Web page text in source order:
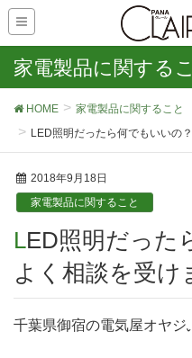
家電製品に関する
HOME
家電製品に関すること
LED照明だったら何でもいいの
2018年9月18日
家電製品に関すること
LED照明だったら何でもいいの？
よく相談を受け
千葉県御宿の電気屋オヤジ